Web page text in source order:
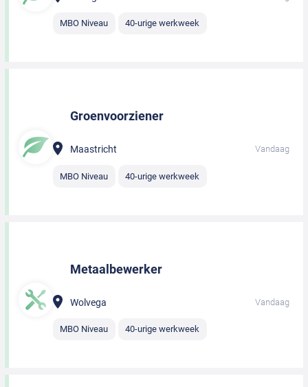
MBO Niveau 40-urige werkweek
Groenvoorziener
Maastricht Vandaag
MBO Niveau 40-urige werkweek
Metaalbewerker
Wolvega Vandaag
MBO Niveau 40-urige werkweek